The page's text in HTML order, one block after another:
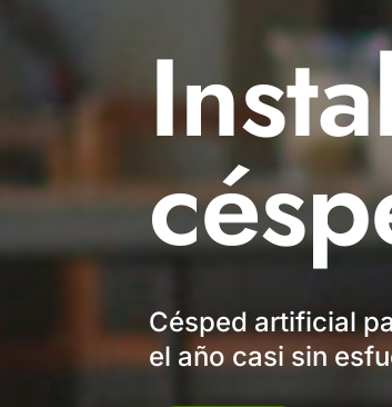
Césped artificial
el año casi sin